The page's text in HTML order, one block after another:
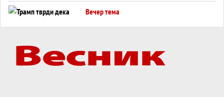
Вечер тема
Вечер тема
ДЛАБОКО УДОЛУ: Сметководствените